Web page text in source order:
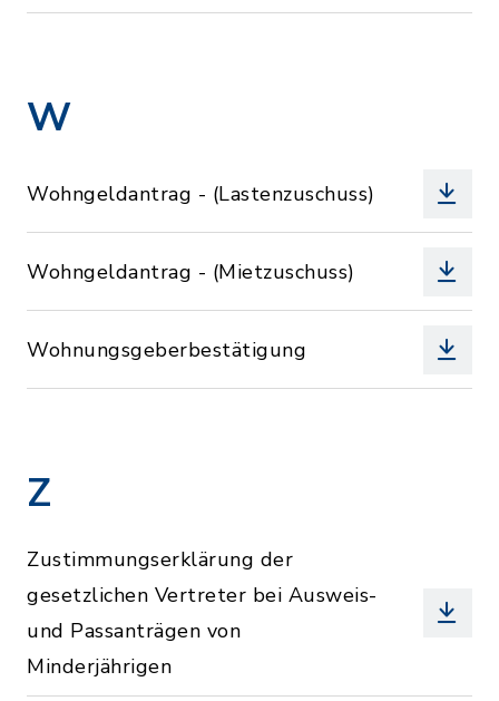
W
Wohngeldantrag - (Lastenzuschuss)
Wohngeldantrag - (Mietzuschuss)
Wohnungsgeberbestätigung
Z
Zustimmungserklärung der
gesetzlichen Vertreter bei Ausweis-
und Passanträgen von
Minderjährigen